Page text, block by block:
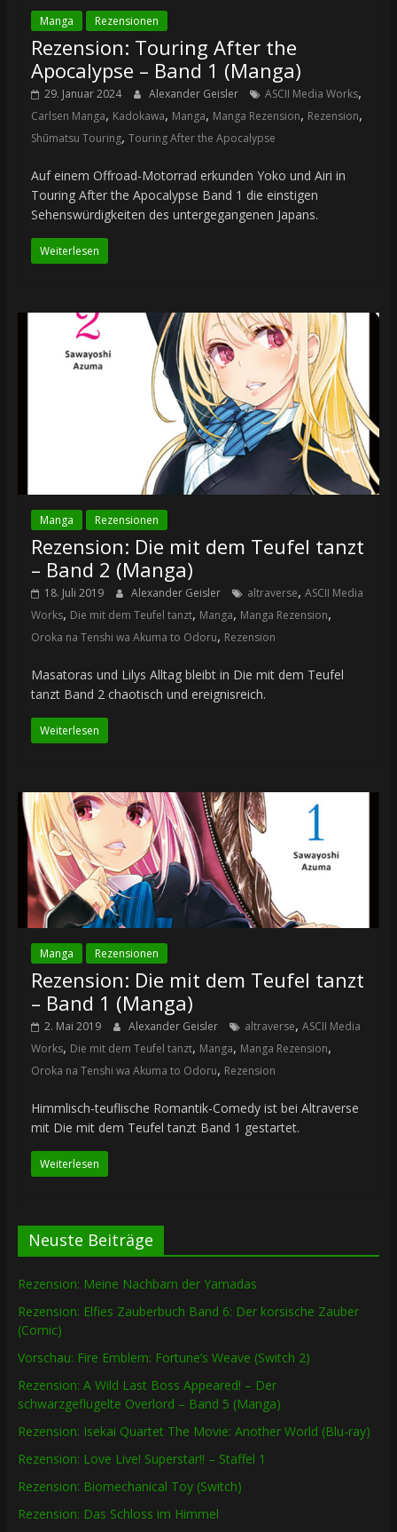
Manga Rezensionen
Rezension: Touring After the
Apocalypse – Band 1 (Manga)
29. Januar 2024 Alexander Geisler ASCII Media Works,
Carlsen Manga, Kadokawa, Manga, Manga Rezension, Rezension,
Shūmatsu Touring, Touring After the Apocalypse
Auf einem Offroad-Motorrad erkunden Yoko und Airi in
Touring After the Apocalypse Band 1 die einstigen
Sehenswürdigkeiten des untergegangenen Japans.
Weiterlesen
Manga Rezensionen
Rezension: Die mit dem Teufel tanzt
– Band 2 (Manga)
18. Juli 2019 Alexander Geisler altraverse, ASCII Media
Works, Die mit dem Teufel tanzt, Manga, Manga Rezension,
Oroka na Tenshi wa Akuma to Odoru, Rezension
Masatoras und Lilys Alltag bleibt in Die mit dem Teufel
tanzt Band 2 chaotisch und ereignisreich.
Weiterlesen
Manga Rezensionen
Rezension: Die mit dem Teufel tanzt
– Band 1 (Manga)
2. Mai 2019 Alexander Geisler altraverse, ASCII Media
Works, Die mit dem Teufel tanzt, Manga, Manga Rezension,
Oroka na Tenshi wa Akuma to Odoru, Rezension
Himmlisch-teuflische Romantik-Comedy ist bei Altraverse
mit Die mit dem Teufel tanzt Band 1 gestartet.
Weiterlesen
Neuste Beiträge
Rezension: Meine Nachbarn der Yamadas
Rezension: Elfies Zauberbuch Band 6: Der korsische Zauber
(Comic)
Vorschau: Fire Emblem: Fortune’s Weave (Switch 2)
Rezension: A Wild Last Boss Appeared! – Der
schwarzgeflügelte Overlord – Band 5 (Manga)
Rezension: Isekai Quartet The Movie: Another World (Blu-ray)
Rezension: Love Live! Superstar!! – Staffel 1
Rezension: Biomechanical Toy (Switch)
Rezension: Das Schloss im Himmel